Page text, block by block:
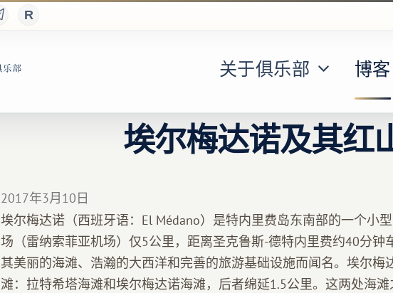
关于俱乐部 博客
埃尔梅达诺及其红
2017年3月10日
埃尔梅达诺（西班牙语：El Médano）是特内里费岛东南部的一个小
场（雷纳索菲亚机场）仅5公里，距离圣克鲁斯-德特内里费约40分钟
其美丽的海滩、浩瀚的大西洋和完善的旅游基础设施而闻名。埃尔梅
滩：拉特希塔海滩和埃尔梅达诺海滩，后者绵延1.5公里。这两处海